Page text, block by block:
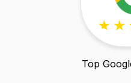
Top